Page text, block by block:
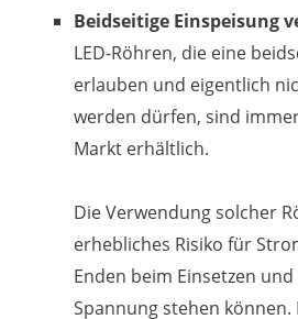
Beidseitige Einspeisung
LED-Röhren, die eine
erlauben und eigentlich
werden dürfen, sind
Markt erhältlich.
Die Verwendung solcher
erhebliches Risiko für
Enden beim Einsetzen
Spannung stehen können.